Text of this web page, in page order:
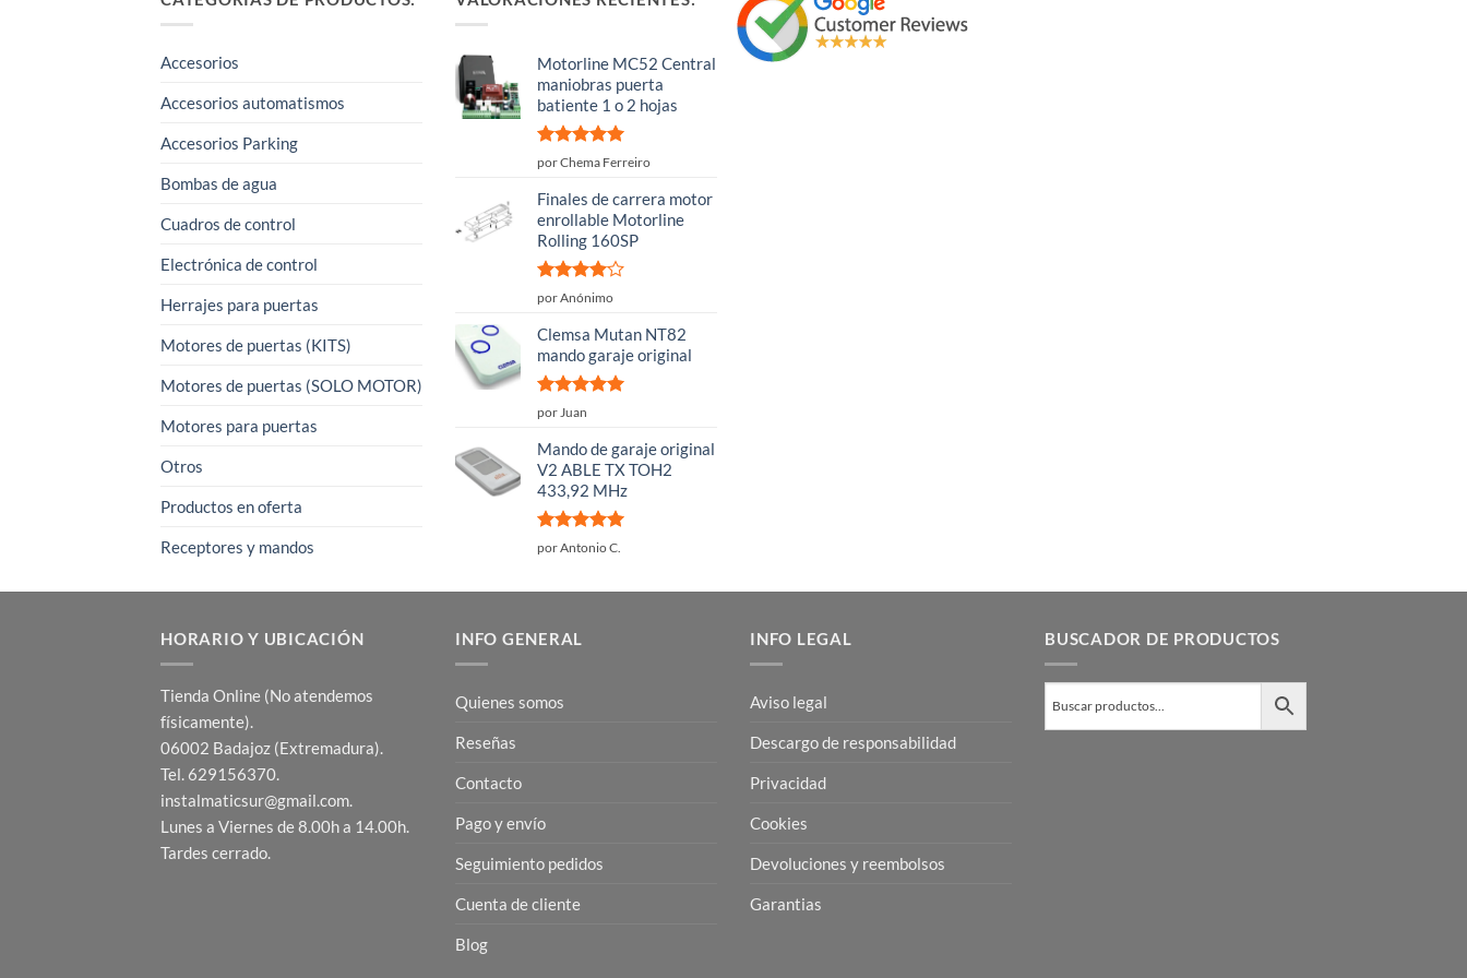
Accesorios
Accesorios automatismos
Accesorios Parking
Bombas de agua
Cuadros de control
Electrónica de control
Herrajes para puertas
Motores de puertas (KITS)
Motores de puertas (SOLO MOTOR)
Motores para puertas
Otros
Productos en oferta
Receptores y mandos
Motorline MC52 Central
maniobras puerta
batiente 1 o 2 hojas
Valorado
por Chema Ferreiro
Finales de carrera motor
enrollable Motorline
Rolling 160SP
Valorado
5
por Anónimo
Clemsa Mutan NT82
mando garaje original
Valorado
por Juan
Mando de garaje original
V2 ABLE TX TOH2
433,92 MHz
Valorado
por Antonio C.
HORARIO Y UBICACIÓN
Tienda Online (No atendemos
físicamente).
06002 Badajoz (Extremadura).
Tel. 629156370.
instalmaticsur@gmail.com.
Lunes a Viernes de 8.00h a 14.00h.
Tardes cerrado.
INFO GENERAL
Quienes somos
Reseñas
Contacto
Pago y envío
Seguimiento pedidos
Cuenta de cliente
Blog
INFO LEGAL
Aviso legal
Descargo de responsabilidad
Privacidad
Cookies
Devoluciones y reembolsos
Garantias
BUSCADOR DE PRODUCTOS